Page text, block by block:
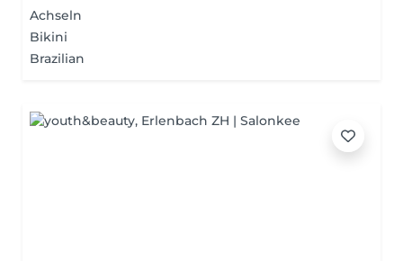
Achseln
Bikini
Brazilian